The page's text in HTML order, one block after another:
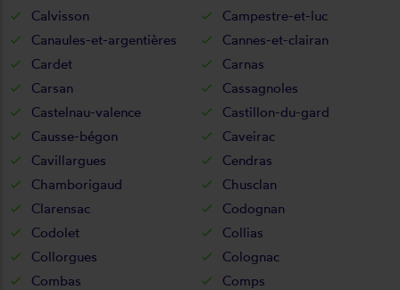
Calvisson
Campestre-et-luc
Canaules-et-argentières
Cannes-et-clairan
Cardet
Carnas
Carsan
Cassagnoles
Castelnau-valence
Castillon-du-gard
Causse-bégon
Caveirac
Cavillargues
Cendras
Chamborigaud
Chusclan
Clarensac
Codognan
Codolet
Collias
Collorgues
Colognac
Combas
Comps